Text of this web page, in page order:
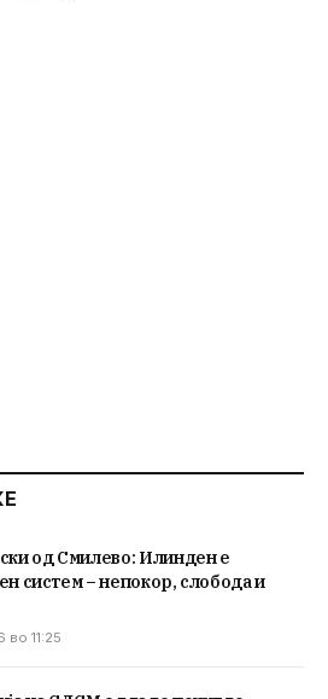
од Смилево: Илинден е
систем – непокор, слобода и
11:25